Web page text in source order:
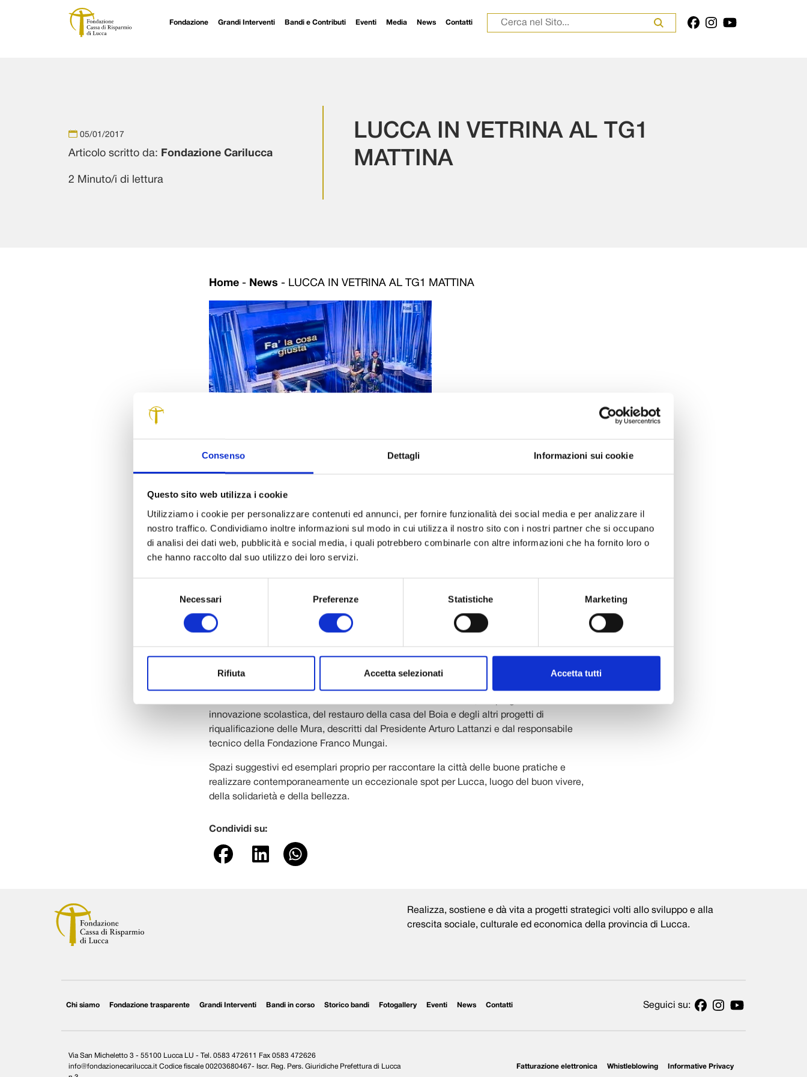
Consenso Dettagli Informazioni sui cookie
Questo sito web utilizza i cookie
Utilizziamo i cookie per personalizzare contenuti ed annunci, per fornire funzionalità dei social media e per analizzare il
nostro traffico. Condividiamo inoltre informazioni sul modo in cui utilizza il nostro sito con i nostri partner che si occupano
di analisi dei dati web, pubblicità e social media, i quali potrebbero combinarle con altre informazioni che ha fornito loro o
che hanno raccolto dal suo utilizzo dei loro servizi.
Necessari Preferenze Statistiche Marketing
Rifiuta Accetta selezionati Accetta tutti
Navigazione principale
Fondazione Grandi Interventi Bandi e Contributi Eventi Media News Contatti Ricerca per:
05/01/2017
Articolo scritto da: Fondazione Carilucca
2 Minuto/i di lettura
LUCCA IN VETRINA AL TG1
MATTINA
Home - News - LUCCA IN VETRINA AL TG1 MATTINA
Lucca capitale del Volontariato e dello Sport”, questo il titolo dell’ampio servizio che ilTg1
Mattinaha deciso di dedicare a Lucca e che è andato in onda martedì 18 agosto su Rai 1:
Lucca.
Il programma Rai “Tg1 Fa’ la cosa giusta”
è appunto una finestra aperta sull’Italia delle
buone pratiche in termini di diritti e solidarietà. Un inserto giornalistico che porta in TV le
cosiddette “buone notizie” provenienti da associazioni non profit, imprese, fondazioni e da
risposte ai bisogni del territorio. Un affresco del Paese che “funziona” e supera le
difficoltà.
E di buone notizie – fortunatamente – la troupe della Rai ne ha trovate molte a Lucca,
convocando per la realizzazione del servizio le numerose associazioni locali che si
occupano di coniugare l’attività sportiva con esigenze di inclusione sociale e solidarietà
innovazione scolastica, del restauro della casa del Boia e degli altri progetti di
riqualificazione delle Mura, descritti dal Presidente Arturo Lattanzi e dal responsabile
tecnico della Fondazione Franco Mungai.
Spazi suggestivi ed esemplari proprio per raccontare la città delle buone pratiche e
realizzare contemporaneamente un eccezionale spot per Lucca, luogo del buon vivere,
della solidarietà e della bellezza.
Condividi su:
Realizza, sostiene e dà vita a progetti strategici volti allo sviluppo e alla
crescita sociale, culturale ed economica della provincia di Lucca.
Chi siamo Fondazione trasparente Grandi Interventi Bandi in corso Storico bandi Fotogallery Eventi News Contatti Seguici su:
Via San Micheletto 3 - 55100 Lucca LU - Tel. 0583 472611 Fax 0583 472626
info@fondazionecarilucca.it Codice fiscale 00203680467- Iscr. Reg. Pers. Giuridiche Prefettura di Lucca
Fatturazione elettronica Whistleblowing Informative Privacy